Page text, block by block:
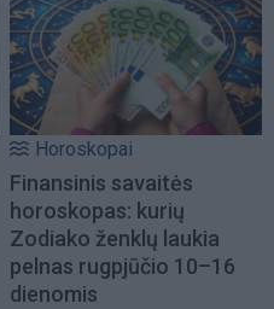
Horoskopai
Finansinis savaitės
horoskopas: kurių
Zodiako ženklų laukia
pelnas rugpjūčio 10–16
dienomis